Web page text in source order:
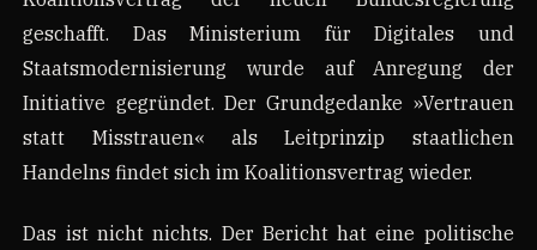
geschafft. Das Ministerium für Digitales und
Staatsmodernisierung wurde auf Anregung der
Initiative gegründet. Der Grundgedanke »Vertrauen
statt Misstrauen« als Leitprinzip staatlichen
Handelns findet sich im Koalitionsvertrag wieder.
Das ist nicht nichts. Der Bericht hat eine politische